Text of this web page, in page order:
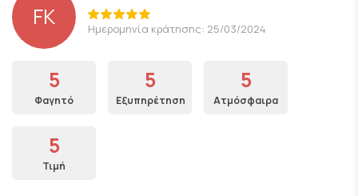
FK Ημερομηνία κράτησης: 25/03/2024
5
Φαγητό
5
Εξυπηρέτηση
5
Ατμόσφαιρα
5
Τιμή